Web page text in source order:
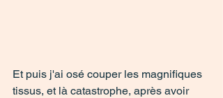
Et puis j'ai osé couper les magnifiques
tissus, et là catastrophe, après avoir